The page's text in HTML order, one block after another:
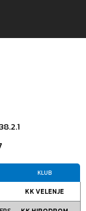
KLUB
KK VELENJE